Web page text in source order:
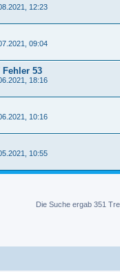
12:23
09:04
53
18:16
10:16
10:55
Die Suche ergab 351